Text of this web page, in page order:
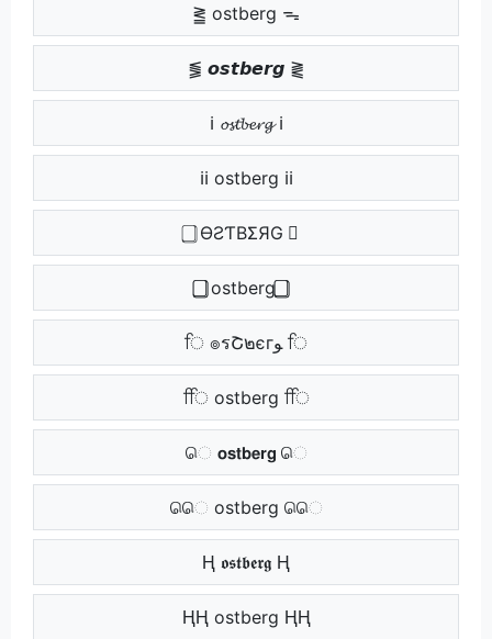
⪒ ostberg ᯓ
⪓ 𝙤𝙨𝙩𝙗𝙚𝙧𝙜 ⪔
ℹ 𝓸𝓼𝓽𝓫𝓮𝓻𝓰 ℹ
ℹℹ ostberg ℹℹ
⃣ ӨƧƬBΣЯG ⃣
⃣⃣ ostberg ⃣⃣
ਿ ๏รՇ๒єгﻮ ਿ
ਿਿ ostberg ਿਿ
ெ 𝗼𝘀𝘁𝗯𝗲𝗿𝗴 ெ
ெெ ostberg ெெ
Ⱨ 𝖔𝖘𝖙𝖇𝖊𝖗𝖌 Ⱨ
ⱧⱧ ostberg ⱧⱧ